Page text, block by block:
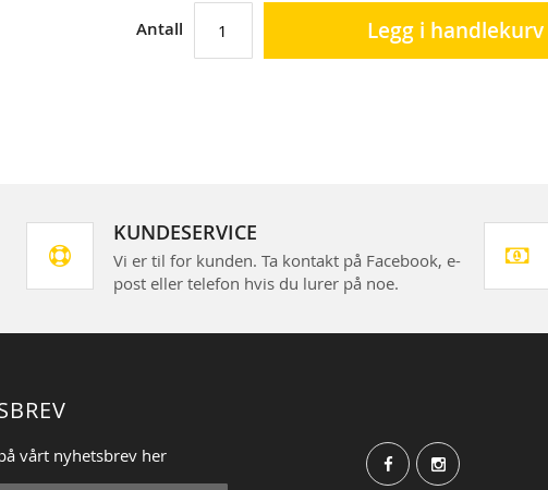
Antall Legg i handlekurv
KUNDESERVICE
Vi er til for kunden. Ta kontakt på Facebook, e-
post eller telefon hvis du lurer på noe.
vårt nyhetsbrev her